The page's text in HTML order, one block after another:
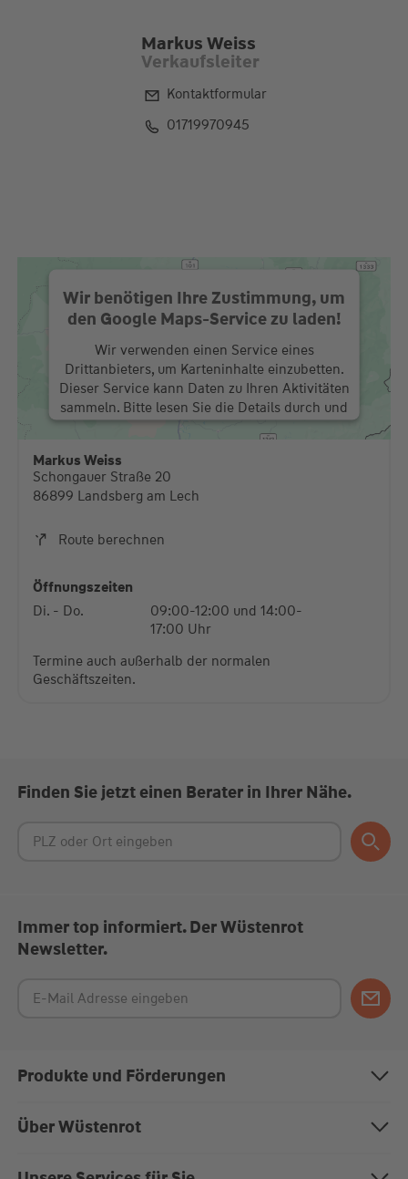
Markus Weiss
Verkaufsleiter
Kontaktformular
01719970945
Wir benötigen Ihre Zustimmung, um
den Google Maps-Service zu laden!
Wir verwenden einen Service eines
Drittanbieters, um Karteninhalte einzubetten.
Dieser Service kann Daten zu Ihren Aktivitäten
sammeln. Bitte lesen Sie die Details durch und
stimmen Sie der Nutzung des Service zu, um
diese Karte anzuzeigen.
Mehr Informationen
Markus Weiss
Schongauer Straße 20
86899 Landsberg am Lech
Route berechnen
Öffnungszeiten
Di. - Do.
09:00-12:00 und 14:00-
17:00 Uhr
Termine auch außerhalb der normalen
Geschäftszeiten.
Finden Sie jetzt einen Berater in Ihrer Nähe.
Immer top informiert. Der Wüstenrot
Newsletter.
Produkte und Förderungen
Bausparen
Über Wüstenrot
Über uns